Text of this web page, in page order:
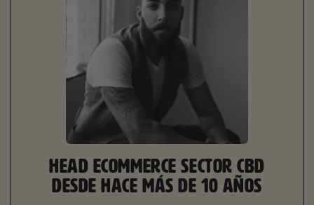
HEAD ECOMMERCE SECTOR CBD
DESDE HACE MÁS DE 10 AÑOS